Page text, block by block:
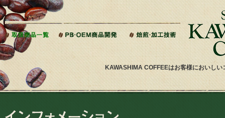
KAWASHIMA COFFEEはお客様においし
本文へジャンプ